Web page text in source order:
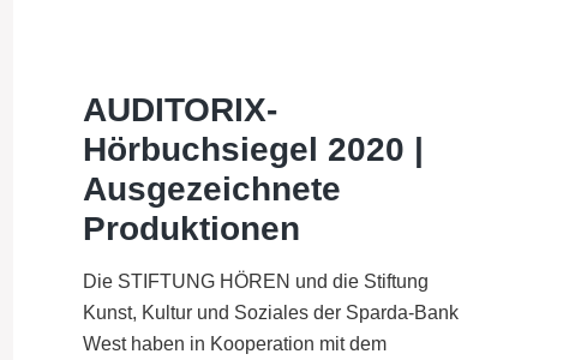
Funkhaus
Köln
AUDITORIX-
Hörbuchsiegel 2020 |
Ausgezeichnete
Produktionen
Die STIFTUNG HÖREN und die Stiftung
Kunst, Kultur und Soziales der Sparda-Bank
West haben in Kooperation mit dem